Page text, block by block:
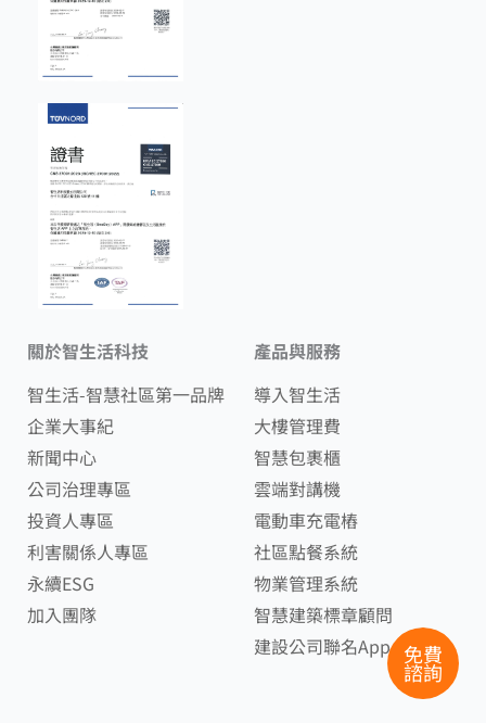
免費
諮詢
關於智生活科技
智生活-智慧社區第一品牌
企業大事紀
新聞中心
公司治理專區
投資人專區
利害關係人專區
永續ESG
加入團隊
產品與服務
導入智生活
大樓管理費
智慧包裹櫃
雲端對講機
電動車充電樁
社區點餐系統
物業管理系統
智慧建築標章顧問
建設公司聯名App